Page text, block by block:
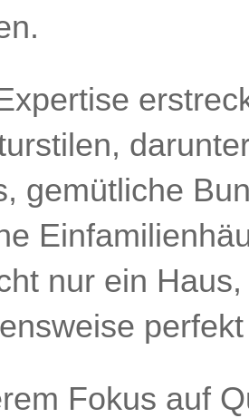
gemütliche
nur ein
Fokus auf